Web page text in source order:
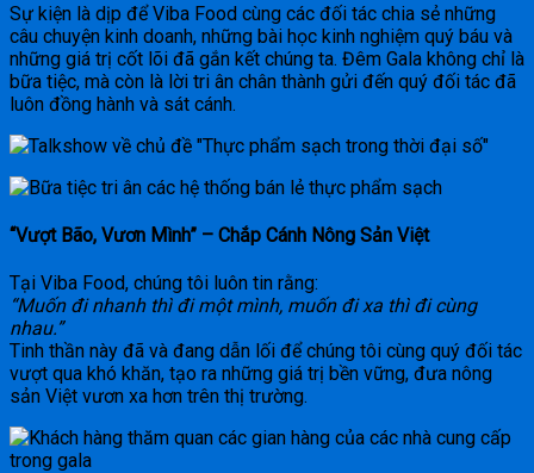
Sự kiện là dịp để Viba Food cùng các đối tác chia sẻ những
câu chuyện kinh doanh, những bài học kinh nghiệm quý báu và
những giá trị cốt lõi đã gắn kết chúng ta. Đêm Gala không chỉ là
bữa tiệc, mà còn là lời tri ân chân thành gửi đến quý đối tác đã
luôn đồng hành và sát cánh.
“Vượt Bão, Vươn Mình” – Chắp Cánh Nông Sản Việt
Tại Viba Food, chúng tôi luôn tin rằng:
“Muốn đi nhanh thì đi một mình, muốn đi xa thì đi cùng
nhau.”
Tinh thần này đã và đang dẫn lối để chúng tôi cùng quý đối tác
vượt qua khó khăn, tạo ra những giá trị bền vững, đưa nông
sản Việt vươn xa hơn trên thị trường.